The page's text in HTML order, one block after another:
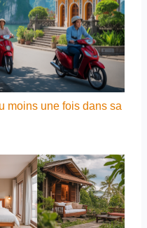
moins une fois dans sa